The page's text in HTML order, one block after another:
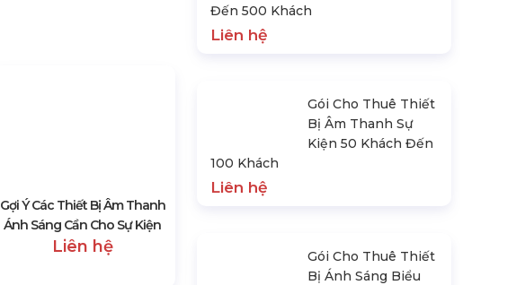
Gợi Ý Các Thiết Bị Âm Thanh
Ánh Sáng Cần Cho Sự Kiện
Liên hệ
Đến 500 Khách
Liên hệ
Gói Cho Thuê Thiết
Bị Âm Thanh Sự
Kiện 50 Khách Đến
100 Khách
Liên hệ
Gói Cho Thuê Thiết
Bị Ánh Sáng Biểu